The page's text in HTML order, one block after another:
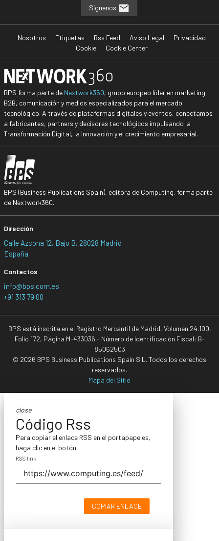
Síguenos
Nosotros Etiquetas Rss Feed Aviso Legal
Privacidad
Cookie
Cookie Center
BPS forma parte de Nextwork360, grupo europeo líder en marketing
B2B, comunicación y medios especializados para el mercado
tecnológico. A través de plataformas digitales y eventos, conectamos
a fabricantes, partners y decisores tecnológicos impulsando la
Transformación Digital, la Innovación y el crecimiento empresarial.
BPS (Business Publications Spain), editora de Computing, forma parte
de Nextwork360.
Dirección
Calle Azcona 12, Bajo B, 28028 Madrid
España
Contactos
info@bps.com.es
+91 313 79 00
BPS está inscrita en el Registro Mercantil de Madrid, Volumen 24.100,
Folio 172, Página M-433036 - Número de Identificación Fiscal: B-
85062503
© 2026 BPS Business Publications Spain S.L. Todos los derechos
reservados.
Mapa del Sitio
close
Código Rss
Para copiar el enlace RSS en el portapapeles,
haga clic en el botón.
RSS link
COPIAR ENLACE